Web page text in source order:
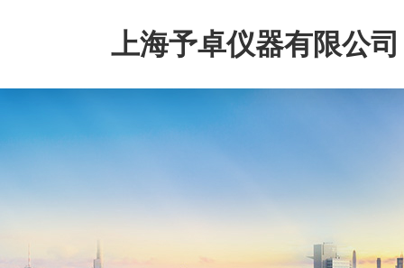
上海予卓仪器有限公司